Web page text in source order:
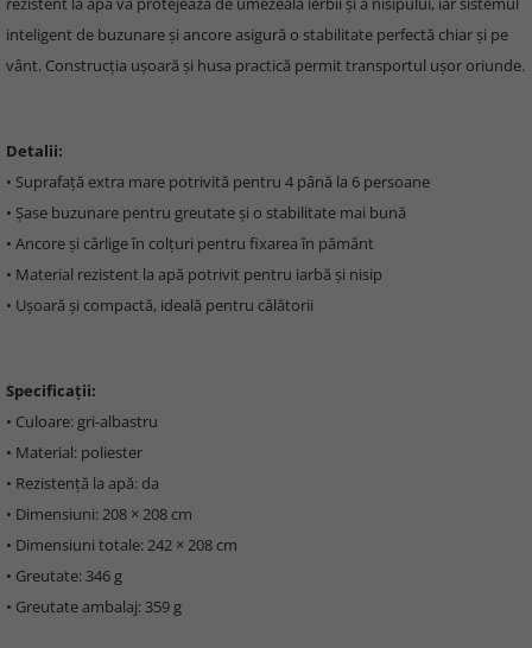
inteligent de buzunare și ancore asigură o stabilitate perfectă chiar și pe
vânt. Construcția ușoară și husa practică permit transportul ușor oriunde.
Detalii:
• Suprafață extra mare potrivită pentru 4 până la 6 persoane
• Șase buzunare pentru greutate și o stabilitate mai bună
• Ancore și cârlige în colțuri pentru fixarea în pământ
• Material rezistent la apă potrivit pentru iarbă și nisip
• Ușoară și compactă, ideală pentru călătorii
Specificații:
• Culoare: gri-albastru
• Material: poliester
• Rezistență la apă: da
• Dimensiuni: 208 × 208 cm
• Dimensiuni totale: 242 × 208 cm
• Greutate: 346 g
• Greutate ambalaj: 359 g